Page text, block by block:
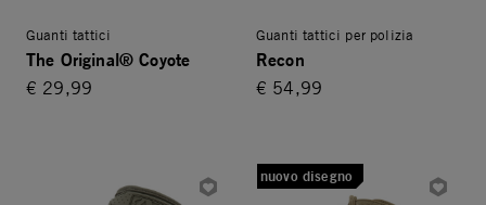
Guanti tattici
The Original® Coyote
€ 29,99
Guanti tattici per polizia
Recon
€ 54,99
nuovo disegno